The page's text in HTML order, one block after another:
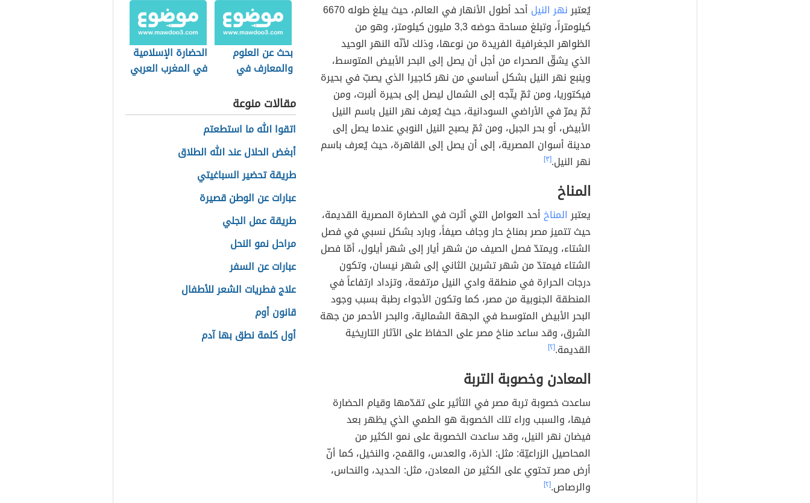
يُعتبرنهر النيل
أحد أطول الأنهار في العالم، حيث يبلغ طوله 6670
كيلومتراً، وتبلغ مساحة حوضه 3,3 مليون كيلومتر، وهو من
الظواهر الجغرافية الفريدة من نوعها، وذلك لأنّه النهر الوحيد
الذي يشقّ الصحراء من أجل أن يصل إلى البحر الأبيض المتوسط،
وينبع نهر النيل بشكل أساسي من نهر كاجيرا الذي يصبّ في بحيرة
فيكتوريا، ومن ثمّ يتّجه إلى الشمال ليصل إلى بحيرة ألبرت، ومن
ثمّ يمرّ في الأراضي السودانية، حيث يُعرف نهر النيل باسم النيل
الأبيض، أو بحر الجبل، ومن ثمّ يصبح النيل النوبي عندما يصل إلى
مدينة أسوان المصرية، إلى أن يصل إلى القاهرة، حيث يُعرف باسم
نهر النيل.[٣]
المناخ
يعتبرالمناخأحد العوامل التي أثرت في الحضارة المصرية القديمة،
حيث تتميز مصر بمناخ حار وجاف صيفاً، وبارد بشكل نسبي في فصل
الشتاء، ويمتدّ فصل الصيف من شهر أيار إلى شهر أيلول، أمّا فصل
الشتاء فيمتدّ من شهر تشرين الثاني إلى شهر نيسان، وتكون
درجات الحرارة في منطقة وادي النيل مرتفعة، وتزداد ارتفاعاً في
المنطقة الجنوبية من مصر، كما وتكون الأجواء رطبة بسبب وجود
البحر الأبيض المتوسط في الجهة الشمالية، والبحر الأحمر من جهة
الشرق، وقد ساعد مناخ مصر على الحفاظ على الآثار التاريخية
القديمة.[٢]
المعادن وخصوبة التربة
ساعدت خصوبة تربة مصر في التأثير على تقدّمها وقيام الحضارة
فيها، والسبب وراء تلك الخصوبة هو الطمي الذي يظهر بعد
فيضان نهر النيل، وقد ساعدت الخصوبة على نمو الكثير من
المحاصيل الزراعيّة: مثل: الذرة، والعدس، والقمح، والنخيل، كما أنّ
أرض مصر تحتوي على الكثير من المعادن، مثل: الحديد، والنحاس،
والرصاص.[٢]
بحث عن العلوم
والمعارف في
الحضارة الإسلامية
في المغرب العربي
مقالات منوعة
اتقوا الله ما استطعتم
أبغض الحلال عند الله الطلاق
طريقة تحضير السباغيتي
عبارات عن الوطن قصيرة
طريقة عمل الجلي
مراحل نمو النحل
عبارات عن السفر
علاج فطريات الشعر للأطفال
قانون أوم
أول كلمة نطق بها آدم